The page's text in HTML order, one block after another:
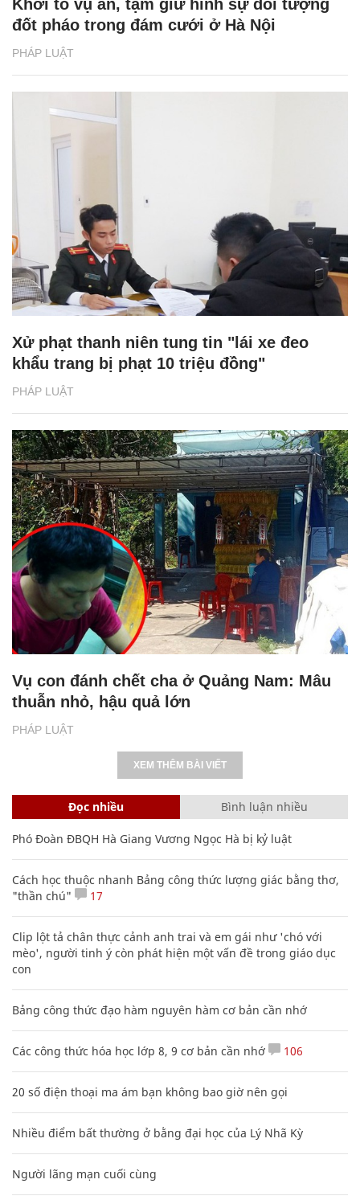
PHÁP LUẬT
Khởi tố vụ án, tạm giữ hình sự đối tượng
đốt pháo trong đám cưới ở Hà Nội
PHÁP LUẬT
Xử phạt thanh niên tung tin "lái xe đeo
khẩu trang bị phạt 10 triệu đồng"
PHÁP LUẬT
Vụ con đánh chết cha ở Quảng Nam: Mâu
thuẫn nhỏ, hậu quả lớn
XEM THÊM BÀI VIẾT
Đọc nhiều Bình luận nhiều
Phó Đoàn ĐBQH Hà Giang Vương Ngọc Hà bị kỷ luật
Cách học thuộc nhanh Bảng công thức lượng giác bằng thơ,
"thần chú"
17
Clip lột tả chân thực cảnh anh trai và em gái như 'chó với
mèo', người tinh ý còn phát hiện một vấn đề trong giáo dục
con
Bảng công thức đạo hàm nguyên hàm cơ bản cần nhớ
Các công thức hóa học lớp 8, 9 cơ bản cần nhớ 106
20 số điện thoại ma ám bạn không bao giờ nên gọi
Nhiều điểm bất thường ở bằng đại học của Lý Nhã Kỳ
Người lãng mạn cuối cùng